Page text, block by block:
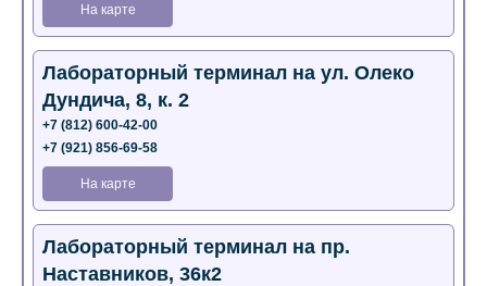
На карте
Лабораторный терминал на ул. Олеко
Дундича, 8, к. 2
+7 (812) 600-42-00
+7 (921) 856-69-58
На карте
Лабораторный терминал на пр.
Наставников, 36к2